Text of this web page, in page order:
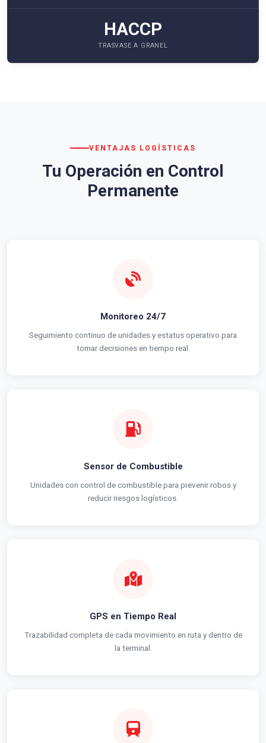
HACCP
TRASVASE A GRANEL
VENTAJAS LOGÍSTICAS
Tu Operación en Control
Permanente
Monitoreo 24/7
Seguimiento continuo de unidades y estatus operativo para
tomar decisiones en tiempo real.
Sensor de Combustible
Unidades con control de combustible para prevenir robos y
reducir riesgos logísticos.
GPS en Tiempo Real
Trazabilidad completa de cada movimiento en ruta y dentro de
la terminal.